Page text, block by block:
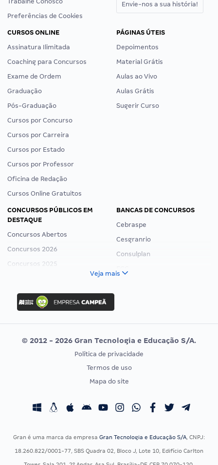
Preferências de Cookies
Envie-nos a sua história!
CURSOS ONLINE
Assinatura Ilimitada
Coaching para Concursos
Exame de Ordem
Graduação
Pós-Graduação
Cursos por Concurso
Cursos por Carreira
Cursos por Estado
Cursos por Professor
Oficina de Redação
Cursos Online Gratuitos
PÁGINAS ÚTEIS
Depoimentos
Material Grátis
Aulas ao Vivo
Aulas Grátis
Sugerir Curso
CONCURSOS PÚBLICOS EM
DESTAQUE
Concursos Abertos
Concursos 2026
Concursos 2025
Concurso Nacional Unificado
Concurso Ibama
Concurso MPU
Editais publicados
BANCAS DE CONCURSOS
Cebraspe
Cesgranrio
Consulplan
Vunesp
CONCURSOS POR PROFISSÃO
Concursos Fiscais
EXAME DE ORDEM
Calendário OAB
Veja mais
© 2012 - 2026 Gran Tecnologia e Educação S/A.
Política de privacidade
Termos de uso
Mapa do site
Gran é uma marca da empresa Gran Tecnologia e Educação S/A, CNPJ:
18.260.822/0001-77, SBS Quadra 02, Bloco J, Lote 10, Edifício Carlton